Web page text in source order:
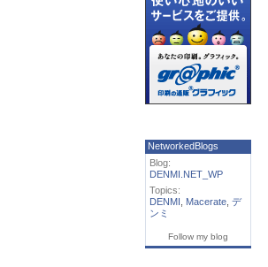
NetworkedBlogs
Blog:
DENMI.NET_WP
Topics:
DENMI
Macerate デ
ンミ
Follow my blog